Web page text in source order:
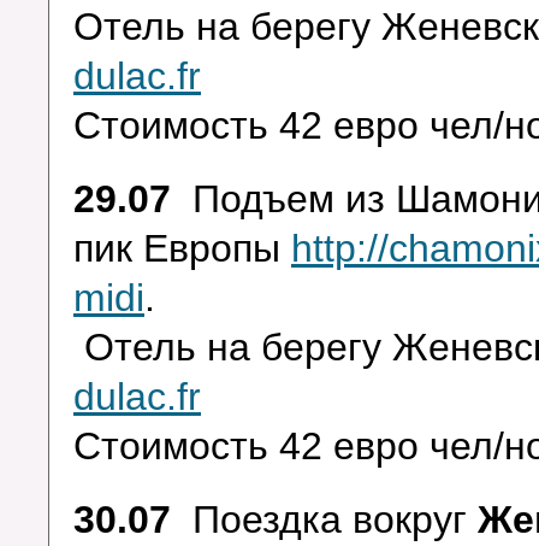
Отель на берегу
dulac.fr
Стоимость 42 евро чел/
29.07 Подъем из
пик Европы http://
midi.
Отель на берегу
dulac.fr
Стоимость 42 евро чел/
30.07 Поездка вокруг